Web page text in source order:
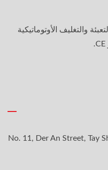
والتغليف الأوتوماتيكية
No. 11, Der An Street, Tay